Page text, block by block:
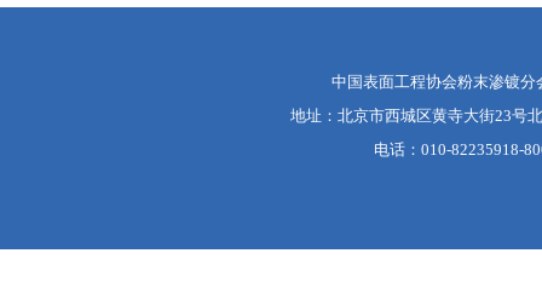
中国表面工程协会粉末渗镀分
地址：北京市西城区黄寺大街23号
电话：010-82235918-